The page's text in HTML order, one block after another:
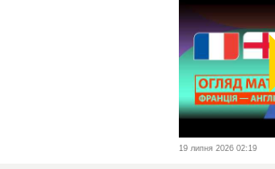
19 липня 2026 02:19